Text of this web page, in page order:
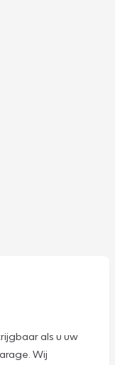
als u uw
Wij